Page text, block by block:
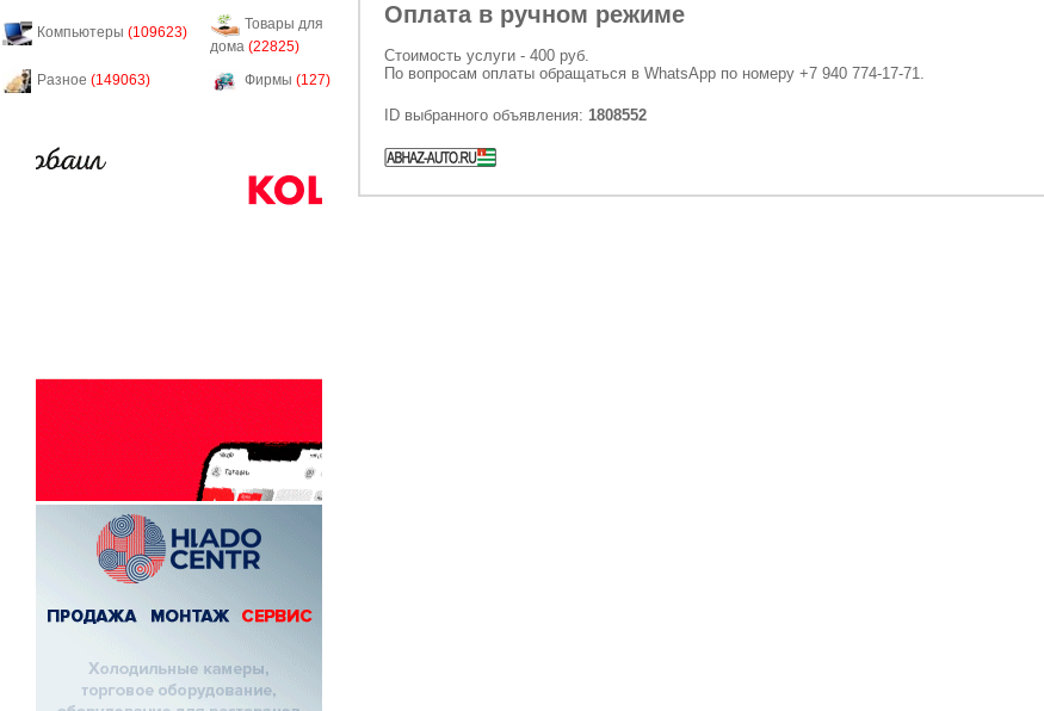
Компьютеры (109623)
Товары для
дома (22825)
Разное (149063) Фирмы (127)
Оплата в ручном режиме
Стоимость услуги - 400 руб.
По вопросам оплаты обращаться в WhatsApp по номеру +7 940 774-17-71.
ID выбранного объявления: 1808552